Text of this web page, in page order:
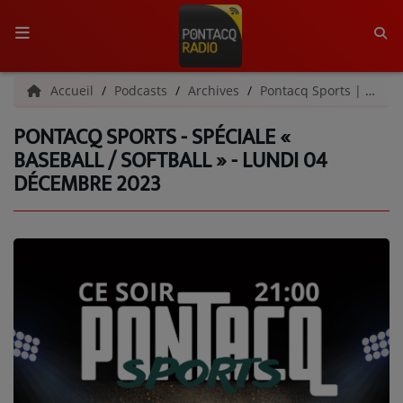
ACCUEIL
RADIO
QUI SOMMES-NOUS ?
L'ÉQUIPE
C'ÉTAIT QUOI CE TITRE ?
MÉDIAS
PODCASTS - SAISON 2026/2027
Accueil Podcasts Archives Pontacq Sports | Archives
PONTACQ SPORTS - SPÉCIALE «
BASEBALL / SOFTBALL » - LUNDI 04
DÉCEMBRE 2023